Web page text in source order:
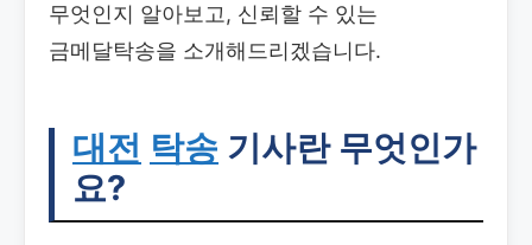
무엇인지 알아보고, 신뢰할 수 있는
금메달탁송을 소개해드리겠습니다.
대전 탁송 기사란 무엇인가
요?